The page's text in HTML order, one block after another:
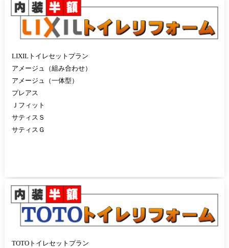
LIXILトイレセットプラン
アメージュ（組み合わせ）
アメージュ（一体型）
プレアス
Ｊフィット
サティスＳ
サティスＧ
TOTOトイレセットプラン